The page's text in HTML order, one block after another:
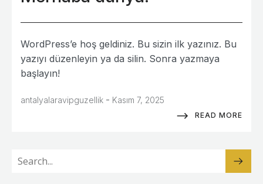
WordPress’e hoş geldiniz. Bu sizin ilk yazınız. Bu
yazıyı düzenleyin ya da silin. Sonra yazmaya
başlayın!
antalyalaravipguzellik - Kasım 7, 2025
READ MORE